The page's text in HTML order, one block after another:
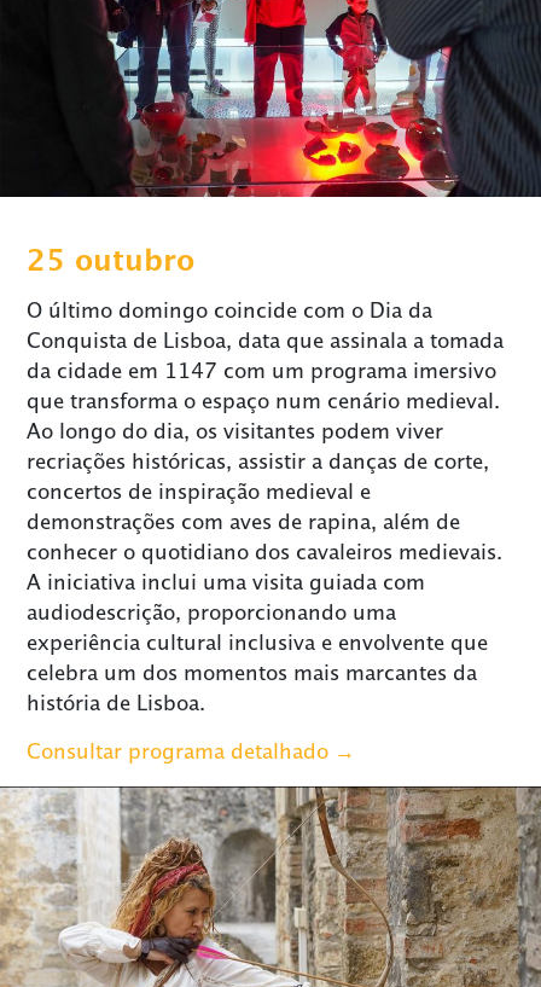
25 outubro
O último domingo coincide com o Dia da
Conquista de Lisboa, data que assinala a tomada
da cidade em 1147 com um programa imersivo
que transforma o espaço num cenário medieval.
Ao longo do dia, os visitantes podem viver
recriações históricas, assistir a danças de corte,
concertos de inspiração medieval e
demonstrações com aves de rapina, além de
conhecer o quotidiano dos cavaleiros medievais.
A iniciativa inclui uma visita guiada com
audiodescrição, proporcionando uma
experiência cultural inclusiva e envolvente que
celebra um dos momentos mais marcantes da
história de Lisboa.
Consultar programa detalhado →